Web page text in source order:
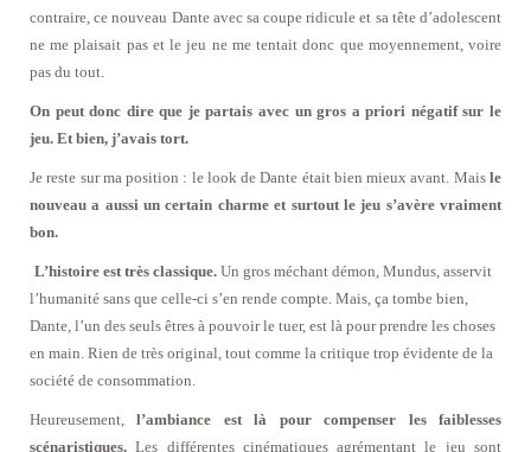
contraire, ce nouveau Dante avec sa coupe ridicule et sa tête d’adolescent
ne me plaisait pas et le jeu ne me tentait donc que moyennement, voire
pas du tout.
On peut donc dire que je partais avec un gros a priori négatif sur le
jeu. Et bien, j’avais tort.
Je reste sur ma position : le look de Dante était bien mieux avant. Mais le
nouveau a aussi un certain charme et surtout le jeu s’avère vraiment
bon.
L’histoire est très classique. Un gros méchant démon, Mundus, asservit
l’humanité sans que celle-ci s’en rende compte. Mais, ça tombe bien,
Dante, l’un des seuls êtres à pouvoir le tuer, est là pour prendre les choses
en main. Rien de très original, tout comme la critique trop évidente de la
société de consommation.
Heureusement,l’ambiance est là pour compenser les faiblesses
scénaristiques. Les différentes cinématiques agrémentant le jeu sont